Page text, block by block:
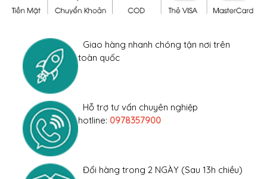
Giao hàng nhanh chóng tận nơi trên
toàn quốc
Hỗ trợ tư vấn chuyên nghiệp
hotline: 0978357900
Đổi hàng trong 2 NGÀY (Sau 13h chiều)